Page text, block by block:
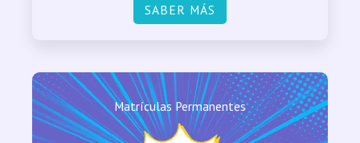
SABER MÁS
Matrículas Permanentes
Durante todo el año contamos con matrículas